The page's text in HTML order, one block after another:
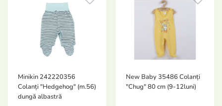
Minikin 242220356
Colanți "Hedgehog" (m.56)
dungă albastră
New Baby 35486 Colanți
"Chug" 80 cm (9-12luni)